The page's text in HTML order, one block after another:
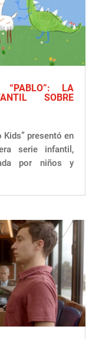
“PABLO”: LA
SOBRE
Kids” presentó en
serie infantil,
por niños y